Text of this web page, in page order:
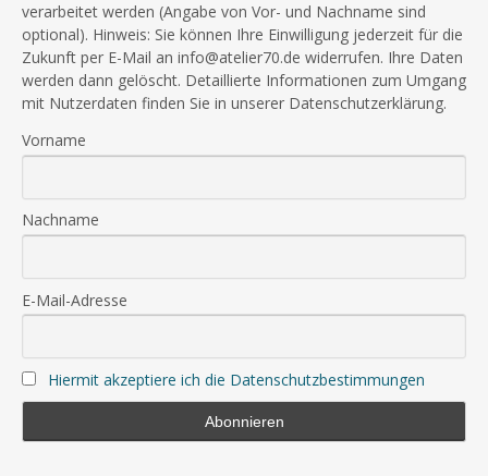
verarbeitet werden (Angabe von Vor- und Nachname sind
optional). Hinweis: Sie können Ihre Einwilligung jederzeit für die
Zukunft per E-Mail an info@atelier70.de widerrufen. Ihre Daten
werden dann gelöscht. Detaillierte Informationen zum Umgang
mit Nutzerdaten finden Sie in unserer Datenschutzerklärung.
Vorname
Nachname
E-Mail-Adresse
Hiermit akzeptiere ich die Datenschutzbestimmungen